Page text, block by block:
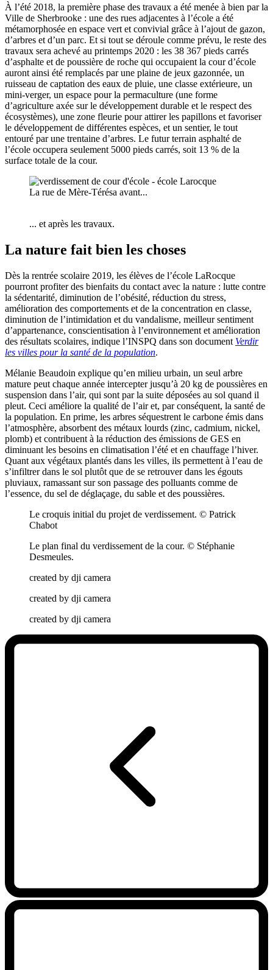
À l’été 2018, la première phase des travaux a été menée à bien par la
Ville de Sherbrooke : une des rues adjacentes à l’école a été
métamorphosée en espace vert et convivial grâce à l’ajout de gazon,
d’arbres et d’un parc. Et si tout se déroule comme prévu, le reste des
travaux sera achevé au printemps 2020 : les 38 367 pieds carrés
d’asphalte et de poussière de roche qui occupaient la cour d’école
auront ainsi été remplacés par une plaine de jeux gazonnée, un
ruisseau de captation des eaux de pluie, une classe extérieure, un
mini-verger, un espace pour la permaculture (une forme
d’agriculture axée sur le développement durable et le respect des
écosystèmes), une zone fleurie pour attirer les papillons et favoriser
le développement de différentes espèces, et un sentier, le tout
entouré par une trentaine d’arbres. Le futur terrain asphalté de
l’école occupera seulement 5000 pieds carrés, soit 13 % de la
surface totale de la cour.
La rue de Mère-Térésa avant...
... et après les travaux.
La nature fait bien les choses
Dès la rentrée scolaire 2019, les élèves de l’école LaRocque
pourront profiter des bienfaits du contact avec la nature : lutte contre
la sédentarité, diminution de l’obésité, réduction du stress,
amélioration des comportements et de la concentration en classe,
diminution de l’intimidation et du vandalisme, meilleur sentiment
d’appartenance, conscientisation à l’environnement et amélioration
des résultats scolaires, indique l’INSPQ dans son document Verdir
les villes pour la santé de la population.
Mélanie Beaudoin explique qu’en milieu urbain, un seul arbre
mature peut chaque année intercepter jusqu’à 20 kg de poussières en
suspension dans l’air, qui sont par la suite déposées au sol quand il
pleut. Ceci améliore la qualité de l’air et, par conséquent, la santé de
la population. En prime, les arbres séquestrent le carbone émis dans
l’atmosphère, absorbent des métaux lourds (zinc, cadmium, nickel,
plomb) et contribuent à la réduction des émissions de GES en
diminuant les besoins en climatisation l’été et en chauffage l’hiver.
Quant aux végétaux plantés dans les villes, ils permettent à l’eau de
s’infiltrer dans le sol plutôt que de se retrouver dans les égouts
pluviaux, ramassant sur son passage des polluants comme de
l’essence, du sel de déglaçage, du sable et des poussières.
Le croquis initial du projet de verdissement. © Patrick
Chabot
Le plan final du verdissement de la cour. © Stéphanie
Desmeules.
created by dji camera
created by dji camera
created by dji camera